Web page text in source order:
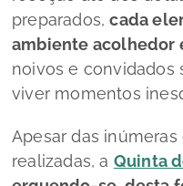
preparados,cada
ambiente acolhedor
noivos e convidados
viver momentos
Apesar das
realizadas, a Quinta